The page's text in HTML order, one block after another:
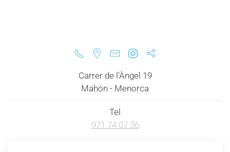
Carrer de l'Àngel 19
Mahón - Menorca
Tel
971 74 07 36